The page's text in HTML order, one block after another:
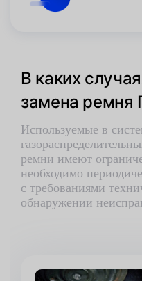
В каких
замена ремня
Используемые в
ремни имеют
необходимо
с требованиями
обнаружении